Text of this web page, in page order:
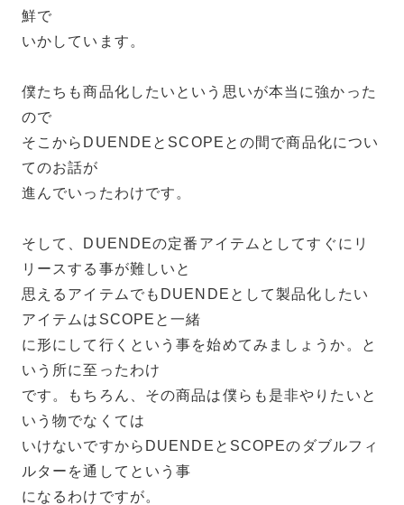
鮮で
いかしています。
僕たちも商品化したいという思いが本当に強かった
ので
そこからDUENDEとSCOPEとの間で商品化につい
てのお話が
進んでいったわけです。
そして、DUENDEの定番アイテムとしてすぐにリ
リースする事が難しいと
思えるアイテムでもDUENDEとして製品化したい
アイテムはSCOPEと一緒
に形にして行くという事を始めてみましょうか。と
いう所に至ったわけ
です。もちろん、その商品は僕らも是非やりたいと
いう物でなくては
いけないですからDUENDEとSCOPEのダブルフィ
ルターを通してという事
になるわけですが。